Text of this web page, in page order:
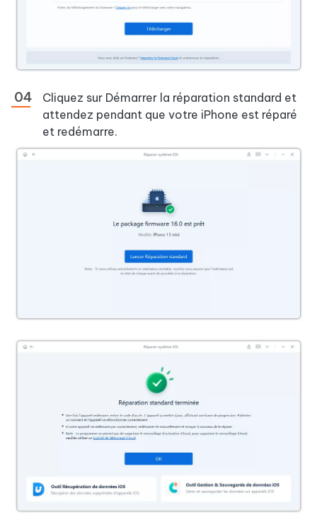
Cliquez sur Démarrer la réparation standard et
attendez pendant que votre iPhone est réparé
et redémarre.